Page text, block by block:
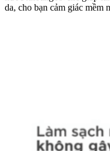
da, cho bạn cảm giác mềm